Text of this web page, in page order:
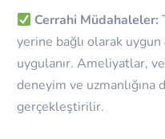
Cerrahi Müdahaleler:
yerine bağlı olarak
uygulanır. Ameliyatlar,
deneyim ve uzmanlığına
gerçekleştirilir.